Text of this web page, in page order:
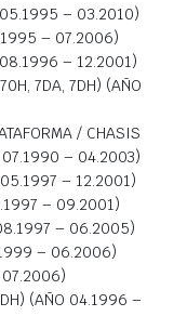
05.1995 – 03.2010)
– 07.2006)
– 12.2001)
7DA, 7DH) (AÑO
/ CHASIS
07.1990 – 04.2003)
– 12.2001)
– 09.2001)
– 06.2005)
– 06.2006)
(AÑO 04.1996 –